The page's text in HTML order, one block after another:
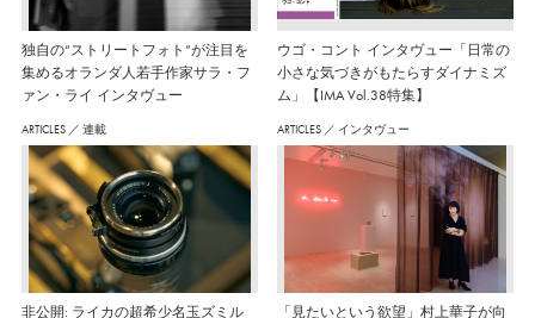
独自の“ストリートフォト”が注目を
集めるオランダ人若手作家サラ・フ
ァン・ライ インタヴュー
ウゴ・コント インタヴュー「日常の
小さな気づきがもたらすダイナミズ
ム」【IMA Vol.38特集】
ARTICLES ／ 連載
非公開: ライカの超希少名玉ズミル
ARTICLES ／ インタヴュー
「見たいという欲望」村上華子が向